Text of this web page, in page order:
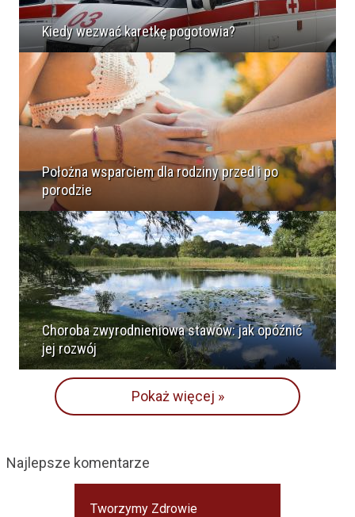
Kiedy wezwać karetkę pogotowia?
Położna wsparciem dla rodziny przed i po
porodzie
Choroba zwyrodnieniowa stawów: jak opóźnić
jej rozwój
Pokaż więcej »
Najlepsze komentarze
Tworzymy Zdrowie